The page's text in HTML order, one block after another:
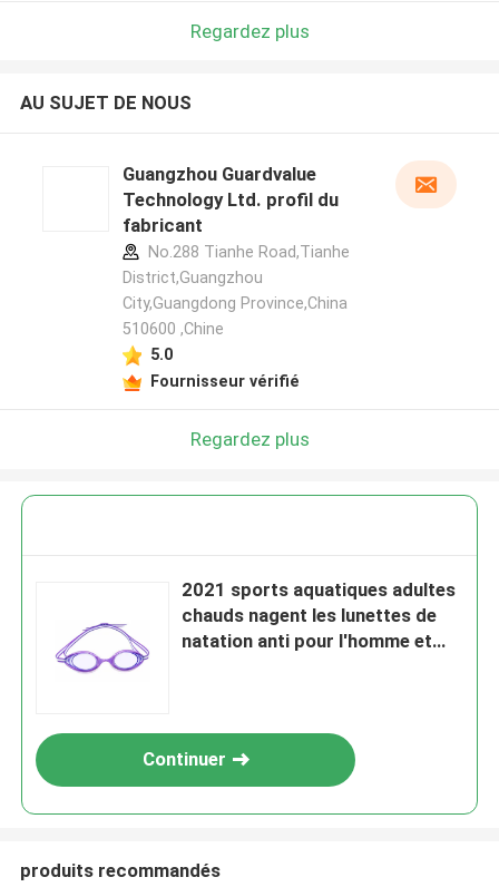
Regardez plus
AU SUJET DE NOUS
Guangzhou Guardvalue
Technology Ltd. profil du
fabricant
No.288 Tianhe Road,Tianhe
District,Guangzhou
City,Guangdong Province,China
510600 ,Chine
5.0
Fournisseur vérifié
Regardez plus
2021 sports aquatiques adultes
chauds nagent les lunettes de
natation anti pour l'homme et
Continuer
produits recommandés